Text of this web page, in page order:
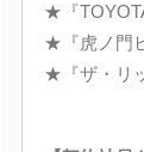
★『
★『虎ノ門
★『ザ・リ